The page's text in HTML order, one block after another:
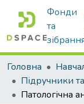
Фонди
та
Головна